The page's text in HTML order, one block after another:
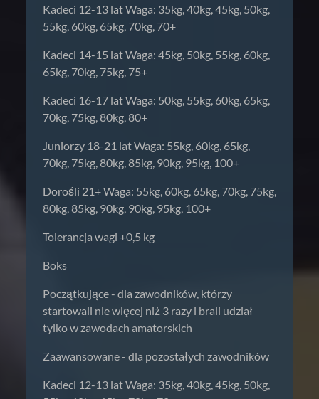
Kadeci 12-13 lat Waga: 35kg, 40kg, 45kg, 50kg,
55kg, 60kg, 65kg, 70kg, 70+
Kadeci 14-15 lat Waga: 45kg, 50kg, 55kg, 60kg,
65kg, 70kg, 75kg, 75+
Kadeci 16-17 lat Waga: 50kg, 55kg, 60kg, 65kg,
70kg, 75kg, 80kg, 80+
Juniorzy 18-21 lat Waga: 55kg, 60kg, 65kg,
70kg, 75kg, 80kg, 85kg, 90kg, 95kg, 100+
Dorośli 21+ Waga: 55kg, 60kg, 65kg, 70kg, 75kg,
80kg, 85kg, 90kg, 90kg, 95kg, 100+
Tolerancja wagi +0,5 kg
Boks
Początkujące - dla zawodników, którzy
startowali nie więcej niż 3 razy i brali udział
tylko w zawodach amatorskich
Zaawansowane - dla pozostałych zawodników
Kadeci 12-13 lat Waga: 35kg, 40kg, 45kg, 50kg,